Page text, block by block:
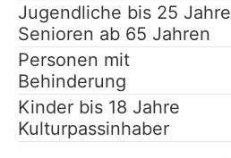
Jugendliche bis 25 Jahre
Senioren ab 65 Jahren
Personen mit
Behinderung
Kinder bis 18 Jahre
Kulturpassinhaber